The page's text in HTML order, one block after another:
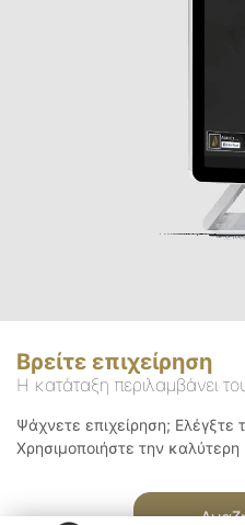
Βρείτε επιχείρηση
Η κατάταξη περιλαμβάνει
Ψάχνετε επιχείρηση; Ελέγξτε
Χρησιμοποιήστε την καλύτερη